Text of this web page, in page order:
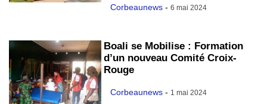
Corbeaunews - 6 mai 2024
Boali se Mobilise : Formation
d’un nouveau Comité Croix-
Rouge
Corbeaunews - 1 mai 2024